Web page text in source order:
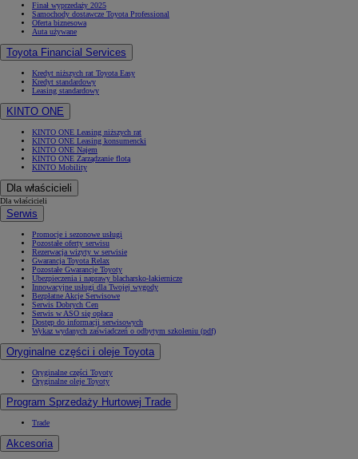
Finał wyprzedaży 2025
Samochody dostawcze Toyota Professional
Oferta biznesowa
Auta używane
Toyota Financial Services
Kredyt niższych rat Toyota Easy
Kredyt standardowy
Leasing standardowy
KINTO ONE
KINTO ONE Leasing niższych rat
KINTO ONE Leasing konsumencki
KINTO ONE Najem
KINTO ONE Zarządzanie flotą
KINTO Mobility
Dla właścicieli
Dla właścicieli
Serwis
Promocje i sezonowe usługi
Pozostałe oferty serwisu
Rezerwacja wizyty w serwisie
Gwarancja Toyota Relax
Pozostałe Gwarancje Toyoty
Ubezpieczenia i naprawy blacharsko-lakiernicze
Innowacyjne usługi dla Twojej wygody
Bezpłatne Akcje Serwisowe
Serwis Dobrych Cen
Serwis w ASO się opłaca
Dostęp do informacji serwisowych
Wykaz wydanych zaświadczeń o odbytym szkoleniu (pdf)
Oryginalne części i oleje Toyota
Oryginalne części Toyoty
Oryginalne oleje Toyoty
Program Sprzedaży Hurtowej Trade
Trade
Akcesoria